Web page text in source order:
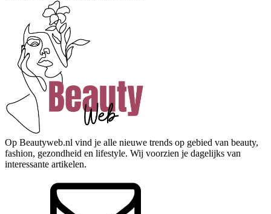
Op Beautyweb.nl vind je alle nieuwe trends op gebied van beauty,
fashion, gezondheid en lifestyle. Wij voorzien je dagelijks van
interessante artikelen.